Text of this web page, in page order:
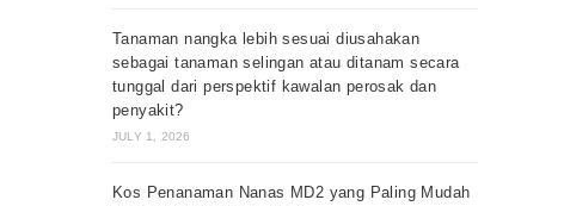
Tanaman nangka lebih sesuai diusahakan
sebagai tanaman selingan atau ditanam secara
tunggal dari perspektif kawalan perosak dan
penyakit?
JULY 1, 2026
Kos Penanaman Nanas MD2 yang Paling Mudah